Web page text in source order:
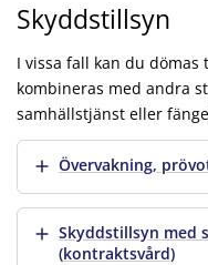
Skyddstillsyn
I vissa fall kan du
kombineras med andra
samhällstjänst eller
Visa merÖvervakning,
Visa merSkyddstillsyn med
(kontraktsvård)